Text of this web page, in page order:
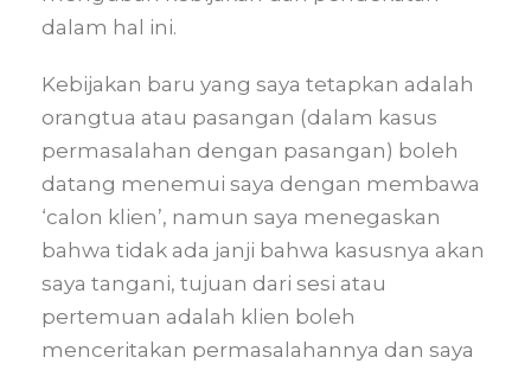
dalam hal ini.
Kebijakan baru yang saya tetapkan adalah
orangtua atau pasangan (dalam kasus
permasalahan dengan pasangan) boleh
datang menemui saya dengan membawa
‘calon klien’, namun saya menegaskan
bahwa tidak ada janji bahwa kasusnya akan
saya tangani, tujuan dari sesi atau
pertemuan adalah klien boleh
menceritakan permasalahannya dan saya